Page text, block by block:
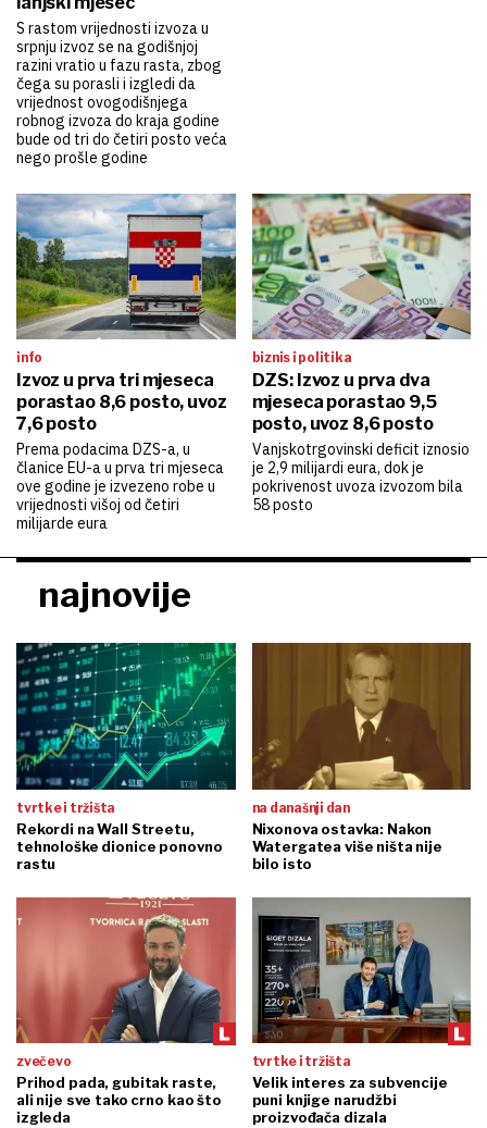
S rastom vrijednosti izvoza u
srpnju izvoz se na godišnjoj
razini vratio u fazu rasta, zbog
čega su porasli i izgledi da
vrijednost ovogodišnjega
robnog izvoza do kraja godine
bude od tri do četiri posto veća
nego prošle godine
info
Izvoz u prva tri mjeseca
porastao 8,6 posto, uvoz
7,6 posto
Prema podacima DZS-a, u
članice EU-a u prva tri mjeseca
ove godine je izvezeno robe u
vrijednosti višoj od četiri
milijarde eura
biznis i politika
DZS: Izvoz u prva dva
mjeseca porastao 9,5
posto, uvoz 8,6 posto
Vanjskotrgovinski deficit iznosio
je 2,9 milijardi eura, dok je
pokrivenost uvoza izvozom bila
58 posto
najnovije
tvrtke i tržišta
Rekordi na Wall Streetu,
tehnološke dionice ponovno
rastu
na današnji dan
Nixonova ostavka: Nakon
Watergatea više ništa nije
bilo isto
zvečevo
Prihod pada, gubitak raste,
ali nije sve tako crno kao što
izgleda
tvrtke i tržišta
Velik interes za subvencije
puni knjige narudžbi
proizvođača dizala